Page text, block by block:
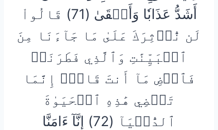
أَشَدُّ عَذَابٗا وَأَبۡقَىٰ (71) قَالُواْ
لَن نُّؤۡثِرَكَ عَلَىٰ مَا جَآءَنَا مِنَ
ٱلۡبَيِّنَٰتِ وَٱلَّذِي فَطَرَنَاۖ
فَٱقۡضِ مَآ أَنتَ قَاضٍۖ إِنَّمَا
تَقۡضِي هَٰذِهِ ٱلۡحَيَوٰةَ
ٱلدُّنۡيَآ (72) إِنَّآ ءَامَنَّا